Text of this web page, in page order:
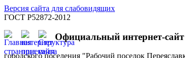
Версия сайта для слабовидящих
ГОСТ Р52872-2012
Официальный интернет-
городского поселения "Рабочий поселок